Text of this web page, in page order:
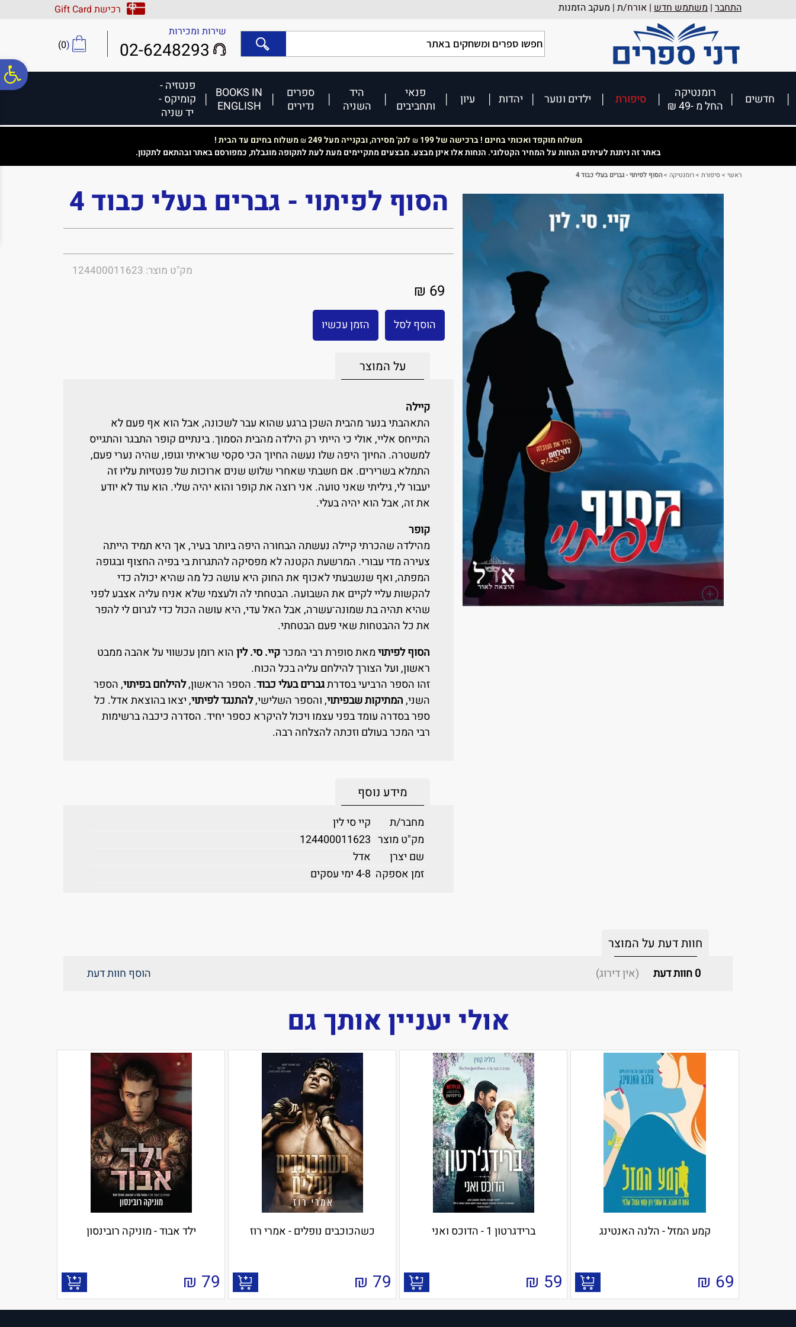
נגישות
אתר
המרכזי
התחבר | משתמש חדש | אורח/ת | מעקב הזמנות
רכישת Gift Card
שירות ומכירות
02-6248293
(
0
)
חדשים
רומנטיקה
החל מ -49 ₪
סיפורת ילדים ונוער יהדות עיון
פנאי
ותחביבים
היד
השניה
ספרים
נדירים
BOOKS IN
ENGLISH
פנטזיה -
קומיקס -
יד שניה
משלוח מוקפד ואכותי בחינם ! ברכישה של 199 ₪ לנק' מסירה, ובקנייה מעל 249 ₪משלוח בחינם עד הבית !
באתר זה ניתנת לעיתים הנחות על המחיר הקטלוגי. הנחות אלו אינן מבצע. מבצעים מתקיימים מעת לעת לתקופה מוגבלת, כמפורסם באתר ובהתאם לתקנון.
ראשי >סיפורת >רומנטיקה >הסוף לפיתוי - גברים בעלי כבוד 4
הסוף לפיתוי - גברים בעלי כבוד 4
מק"ט מוצר: 124400011623
69 ₪
הוסף לסל הזמן עכשיו
על המוצר
קיילה
התאהבתי בנער מהבית השכן ברגע שהוא עבר לשכונה, אבל הוא אף פעם לא
התייחס אליי, אולי כי הייתי רק הילדה מהבית הסמוך. בינתיים קופר התבגר והתגייס
למשטרה. החיוך היפה שלו נעשה החיוך הכי סקסי שראיתי וגופו, שהיה נערי פעם,
התמלא בשרירים. אם חשבתי שאחרי שלוש שנים ארוכות של פנטזיות עליו זה
יעבור לי, גיליתי שאני טועה. אני רוצה את קופר והוא יהיה שלי. הוא עוד לא יודע
את זה, אבל הוא יהיה בעלי.
קופר
מהילדה שהכרתי קיילה נעשתה הבחורה היפה ביותר בעיר, אך היא תמיד הייתה
צעירה מדי עבורי. המרשעת הקטנה לא מפסיקה להתגרות בי בפיה החצוף ובגופה
המפתה, ואף שנשבעתי לאכוף את החוק היא עושה כל מה שהיא יכולה כדי
להקשות עליי לקיים את השבועה. הבטחתי לה ולעצמי שלא אניח עליה אצבע לפני
שהיא תהיה בת שמונה־עשרה, אבל האל עדי, היא עושה הכול כדי לגרום לי להפר
את כל ההבטחות שאי פעם הבטחתי.
הסוף לפיתוימאת סופרת רבי המכרקיי. סי. ליןהוא רומן עכשווי על אהבה ממבט
ראשון, ועל הצורך להילחם עליה בכל הכוח.
זהו הספר הרביעי בסדרתגברים בעלי כבוד. הספר הראשון,להילחם בפיתוי, הספר
השני,המתיקות שבפיתוי, והספר השלישי,להתנגד לפיתוי, יצאו בהוצאת אדל. כל
ספר בסדרה עומד בפני עצמו ויכול להיקרא כספר יחיד. הסדרה כיכבה ברשימות
רבי המכר בעולם וזכתה להצלחה רבה.
מידע נוסף
מחבר/ת
קיי סי לין
מק"ט מוצר 124400011623
שם יצרן
אדל
זמן אספקה 4-8 ימי עסקים
חוות דעת על המוצר
0חוות דעת (אין דירוג) הוסף חוות דעת
אולי יעניין אותך גם
קמע המזל - הלנה האנטינג
69
₪
ברידגרטון 1 - הדוכס ואני
59
₪
כשהכוכבים נופלים - אמרי רוז
79
₪
ילד אבוד - מוניקה רובינסון
79
₪